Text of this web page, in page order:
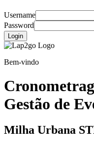
Username
Password
Login
Bem-vindo
Gestão de
Milha Urbana